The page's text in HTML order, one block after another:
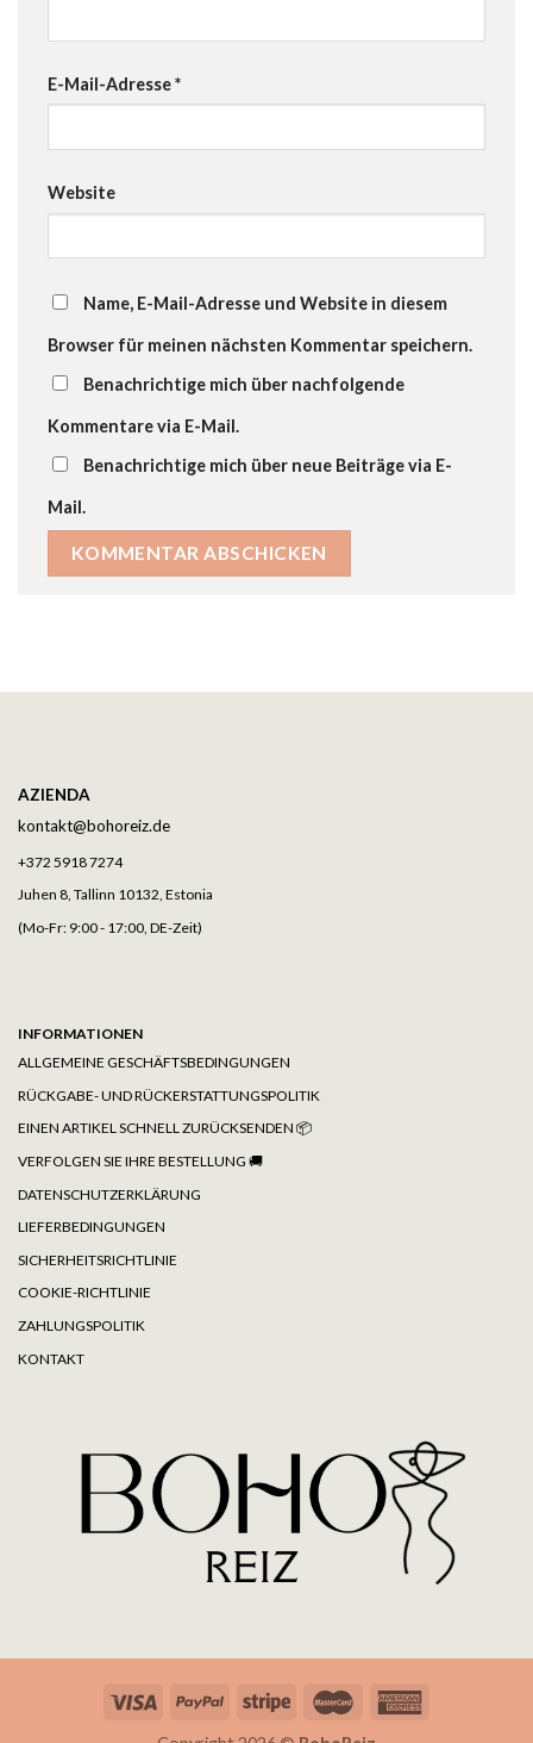
E-Mail-Adresse*
Website
Name, E-Mail-Adresse und Website in diesem
Browser für meinen nächsten Kommentar speichern.
Benachrichtige mich über nachfolgende
Kommentare via E-Mail.
Benachrichtige mich über neue Beiträge via E-
Mail.
AZIENDA
kontakt@bohoreiz.de
+372 5918 7274
Juhen 8, Tallinn 10132, Estonia
(Mo-Fr: 9:00 - 17:00, DE-Zeit)
INFORMATIONEN
ALLGEMEINE GESCHÄFTSBEDINGUNGEN
RÜCKGABE- UND RÜCKERSTATTUNGSPOLITIK
EINEN ARTIKEL SCHNELL ZURÜCKSENDEN 📦
VERFOLGEN SIE IHRE BESTELLUNG 🚚
DATENSCHUTZERKLÄRUNG
LIEFERBEDINGUNGEN
SICHERHEITSRICHTLINIE
COOKIE-RICHTLINIE
ZAHLUNGSPOLITIK
KONTAKT